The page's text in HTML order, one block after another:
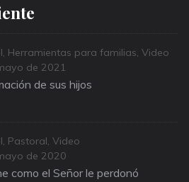
, Herramientas para familias, Video
de 2021
de sus hijos
, Pastoral, Video
de 2020
como el Señor le perdonó